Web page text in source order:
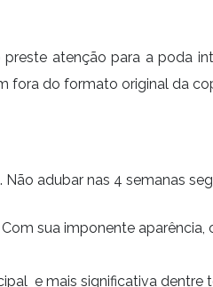
atenção para a poda
fora do formato original da
adubar nas 4 semanas
sua imponente
e mais significativa dentre